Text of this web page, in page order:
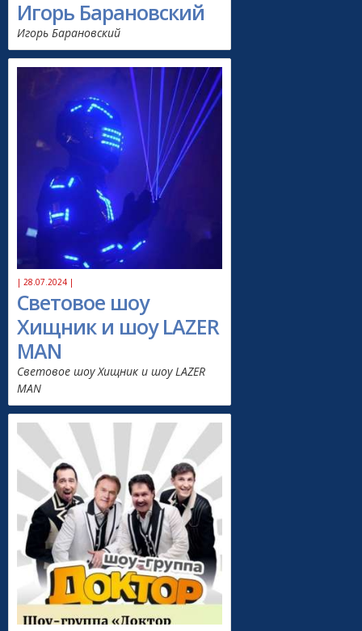
Игорь Барановский
Игорь Барановский
| 28.07.2024 |
Световое шоу
Хищник и шоу LAZER
MAN
Световое шоу Хищник и шоу LAZER
MAN